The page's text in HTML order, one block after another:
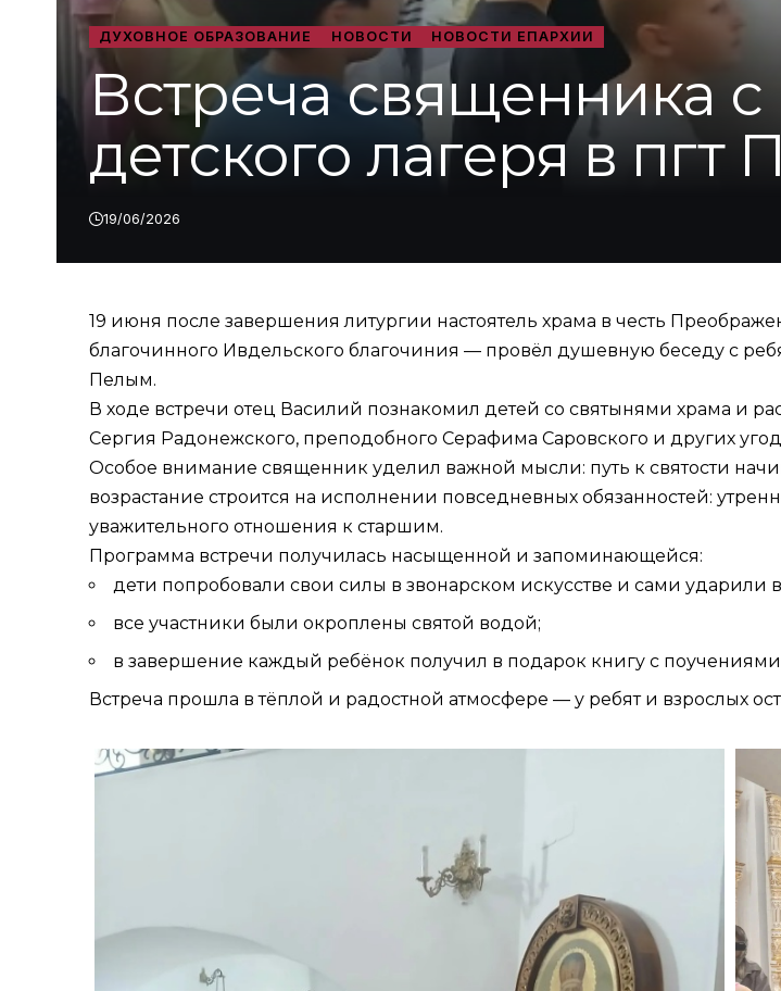
ДУХОВНОЕ ОБРАЗОВАНИЕ НОВОСТИ НОВОСТИ ЕПАРХИИ
Встреча священника
детского лагеря в пгт
19/06/2026
19 июня после завершения литургии настоятель храма в честь
благочинного Ивдельского благочиния — провёл душевную беседу с
Пелым.
В ходе встречи отец Василий познакомил детей со святынями храма и
Сергия Радонежского, преподобного Серафима Саровского и других
Особое внимание священник уделил важной мысли: путь к святости
возрастание строится на исполнении повседневных обязанностей:
уважительного отношения к старшим.
Программа встречи получилась насыщенной и запоминающейся:
дети попробовали свои силы в звонарском искусстве и сами ударили
все участники были окроплены святой водой;
в завершение каждый ребёнок получил в подарок книгу с
Встреча прошла в тёплой и радостной атмосфере — у ребят и взрослых